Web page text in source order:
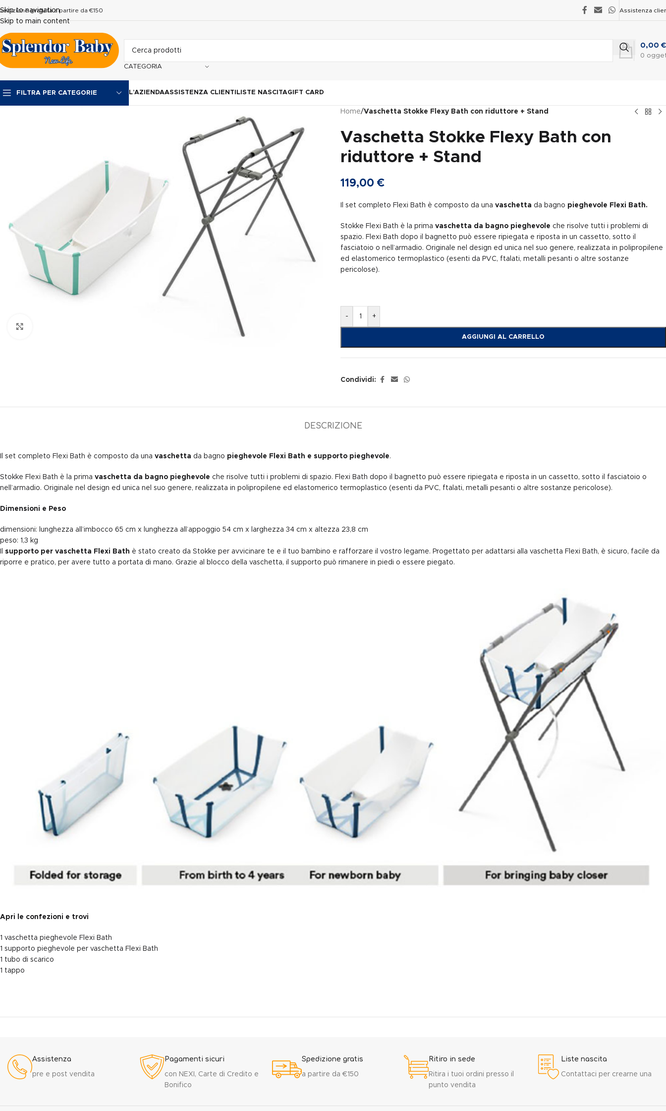
Skip to navigation
Skip to main content
gratuita a partire da €150 Assistenza
CATEGORIA
0
0,00 €
FILTRA PER CATEGORIE L’AZIENDAASSISTENZA CLIENTI LISTE NASCITAGIFT CARD
Home/Vaschetta Stokke Flexy Bath con riduttore + Stand
Vaschetta Stokke Flexy Bath con
riduttore + Stand
119,00 €
Il set completo Flexi Bath è composto da una vaschetta da bagno pieghevole Flexi Bath.
Stokke Flexi Bath è la prima vaschetta da bagno pieghevole che risolve tutti i problemi di
spazio. Flexi Bath dopo il bagnetto può essere ripiegata e riposta in un cassetto, sotto il
fasciatoio o nell’armadio. Originale nel design ed unica nel suo genere, realizzata in polipropilene
ed elastomerico termoplastico (esenti da PVC, ftalati, metalli pesanti o altre sostanze
pericolose).
- +
AGGIUNGI AL CARRELLO
Condividi:
DESCRIZIONE
Il set completo Flexi Bath è composto da una vaschetta da bagno pieghevole Flexi Bath e supporto pieghevole.
Stokke Flexi Bath è la prima vaschetta da bagno pieghevole che risolve tutti i problemi di spazio. Flexi Bath dopo il bagnetto può essere ripiegata e riposta in un cassetto, sotto il fasciatoio o
nell’armadio. Originale nel design ed unica nel suo genere, realizzata in polipropilene ed elastomerico termoplastico (esenti da PVC, ftalati, metalli pesanti o altre sostanze pericolose).
Dimensioni e Peso
dimensioni: lunghezza all’imbocco 65 cm x lunghezza all’appoggio 54 cm x larghezza 34 cm x altezza 23,8 cm
peso: 1,3 kg
supporto per vaschetta Flexi Bath è stato creato da Stokke per avvicinare te e il tuo bambino e rafforzare il vostro legame. Progettato per adattarsi alla vaschetta Flexi Bath, è sicuro, facile da
riporre e pratico, per avere tutto a portata di mano. Grazie al blocco della vaschetta, il supporto può rimanere in piedi o essere piegato.
Apri le confezioni e trovi
1 vaschetta pieghevole Flexi Bath
1 supporto pieghevole per vaschetta Flexi Bath
1 tubo di scarico
1 tappo
Assistenza
pre e post vendita
Pagamenti sicuri
con NEXI, Carte di Credito e
Bonifico
Spedizione gratis
a partire da €150
Ritiro in sede
Ritira i tuoi ordini presso il
punto vendita
Liste nascita
Contattaci per crearne una